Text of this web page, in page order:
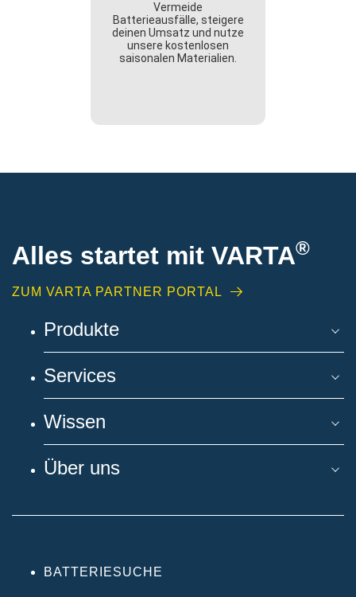
Vermeide
Batterieausfälle, steigere
deinen Umsatz und nutze
unsere kostenlosen
saisonalen Materialien.
Alles startet mit VARTA®
ZUM VARTA PARTNER PORTAL
Produkte
Services
Wissen
Über uns
BATTERIESUCHE